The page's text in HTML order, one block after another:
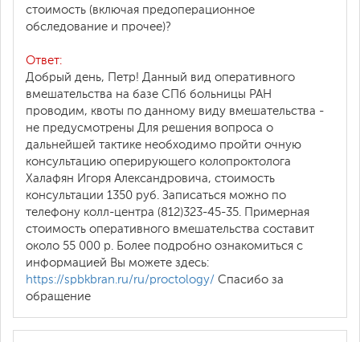
стоимость (включая предоперационное
обследование и прочее)?
Ответ:
Добрый день, Петр! Данный вид оперативного
вмешательства на базе СПб больницы РАН
проводим, квоты по данному виду вмешательства -
не предусмотрены Для решения вопроса о
дальнейшей тактике необходимо пройти очную
консультацию оперирующего колопроктолога
Халафян Игоря Александровича, стоимость
консультации 1350 руб. Записаться можно по
телефону колл-центра (812)323-45-35. Примерная
стоимость оперативного вмешательства составит
около 55 000 р. Более подробно ознакомиться с
информацией Вы можете здесь:
https://spbkbran.ru/ru/proctology/ Спасибо за
обращение